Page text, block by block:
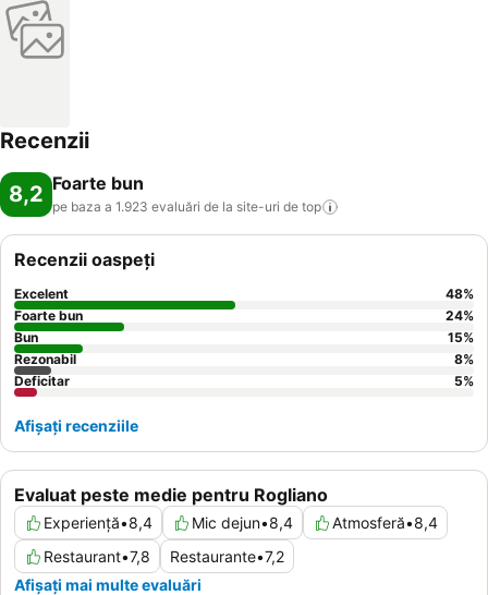
Recenzii
8,2 Foarte bun
pe baza a 1.923 evaluări de la site-uri de top
Evaluat peste medie pentru Rogliano
Experiență•8,4 Mic dejun•8,4 Atmosferă•8,4
Restaurant•7,8 Restaurante•7,2
Afișați mai multe evaluări
Recenzii oaspeți
Excelent 48%
Foarte bun
24%
Bun
15%
Rezonabil
8%
Deficitar
5%
Afișați recenziile